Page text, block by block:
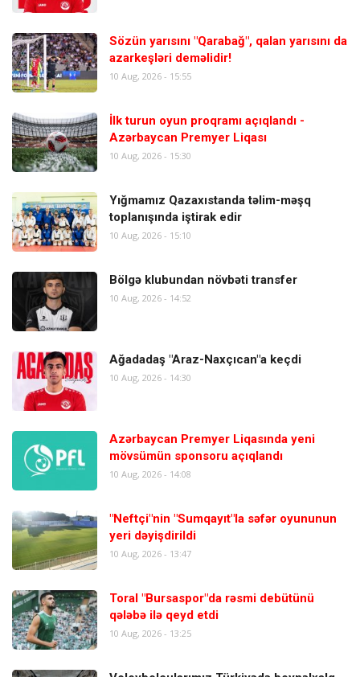
Sözün yarısını "Qarabağ", qalan yarısını da
azarkeşləri deməlidir!
10 Aug, 2026 - 15:55
İlk turun oyun proqramı açıqlandı -
Azərbaycan Premyer Liqası
10 Aug, 2026 - 15:30
Yığmamız Qazaxıstanda təlim-məşq
toplanışında iştirak edir
10 Aug, 2026 - 15:10
Bölgə klubundan növbəti transfer
10 Aug, 2026 - 14:52
Ağadadaş "Araz-Naxçıcan"a keçdi
10 Aug, 2026 - 14:30
Azərbaycan Premyer Liqasında yeni
mövsümün sponsoru açıqlandı
10 Aug, 2026 - 14:08
"Neftçi"nin "Sumqayıt"la səfər oyununun
yeri dəyişdirildi
10 Aug, 2026 - 13:47
Toral "Bursaspor"da rəsmi debütünü
qələbə ilə qeyd etdi
10 Aug, 2026 - 13:25